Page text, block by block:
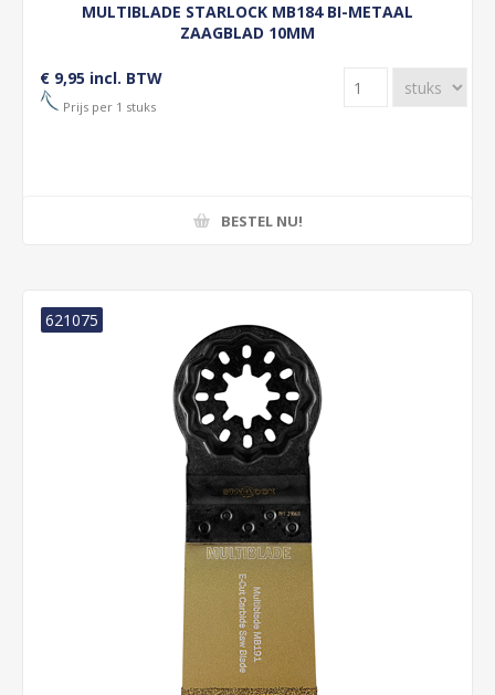
MULTIBLADE STARLOCK MB184 BI-METAAL
ZAAGBLAD 10MM
€ 9,95 incl. BTW
Prijs per 1 stuks
BESTEL NU!
621075